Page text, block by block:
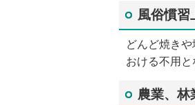
風俗慣習
どんど焼き
おける不用と
農業、林